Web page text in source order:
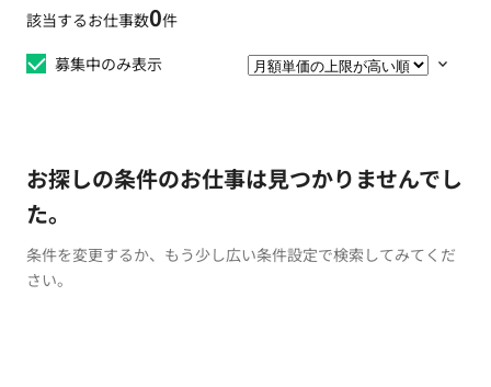
該当するお仕事数0件
募集中のみ表示
お探しの条件のお仕事は見つかりませんでし
た。
条件を変更するか、もう少し広い条件設定で検索してみてくだ
さい。